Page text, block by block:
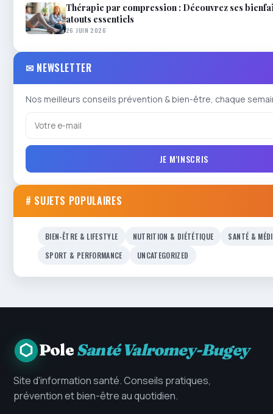
Thérapie par compression : Découvrez ses
atouts essentiels
26 JUIN 2026
✉ NEWSLETTER
Nos meilleurs conseils prévention & bien-être, chaque
JE M'INSCRIS
# SUJETS POPULAIRES
BIEN-ÊTRE & LIFESTYLE NUTRITION & DIÉTÉTIQUE
SANTÉ &
SPORT & PERFORMANCE
UNCATEGORIZED
PoleSanté Valromey-Bugey
Site d'information santé. Conseils pratiques,
prévention et bien-être au quotidien.